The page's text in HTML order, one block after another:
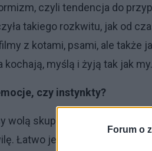
Forum o
czyli tendencja do
takiego rozkwitu, jak od
z kotami, psami, ale także
kochają, myślą i żyją tak jak my.
czy instynkty?
wolą skupiać się na
Łatwo jest udowodnić, że